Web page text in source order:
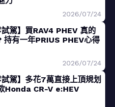
2026/07/24
試駕】買RAV4 PHEV 真的
持有一年PRIUS PHEV心得
2026/07/24
試駕】多花7萬直接上頂規划
Honda CR-V e:HEV